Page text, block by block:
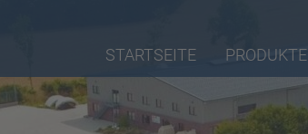
STARTSEITE PRODUKTE